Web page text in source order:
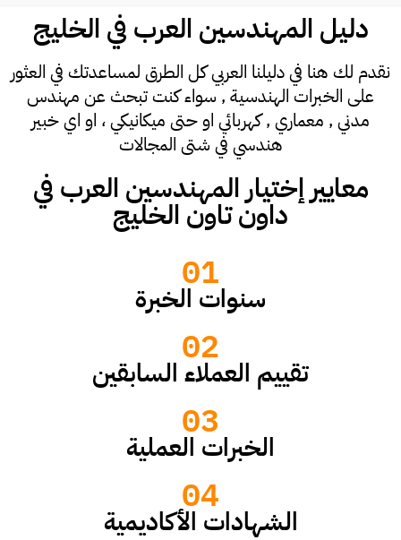
دليل المهندسين العرب في الخليج
نقدم لك هنا في دليلنا العربي كل الطرق لمساعدتك في العثور
على الخبرات الهندسية , سواء كنت تبحث عن مهندس
مدني , معماري , كهربائي او حتى ميكانيكي ، او اي خبير
هندسي في شتى المجالات
معايير إختيار المهندسين العرب في
داون تاون الخليج
01
سنوات الخبرة
02
تقييم العملاء السابقين
03
الخبرات العملية
04
الشهادات الأكاديمية